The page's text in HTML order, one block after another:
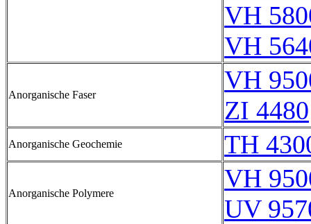
VH
VH
Anorganische Faser
VH
ZI 4480
Anorganische Geochemie TH
Anorganische Polymere
VH
UV